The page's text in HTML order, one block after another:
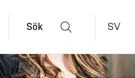
Sök SV